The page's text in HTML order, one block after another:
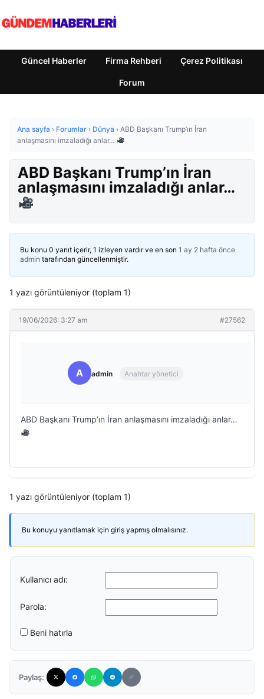
Güncel Haberler Firma Rehberi Çerez Politikası
Forum
Ana sayfa › Forumlar › Dünya › ABD Başkanı Trump’ın İran
anlaşmasını imzaladığı anlar…
ABD Başkanı Trump’ın İran
anlaşmasını imzaladığı anlar…
Bu konu 0 yanıt içerir, 1 izleyen vardır ve en son 1 ay 2 hafta önce
admin tarafından güncellenmiştir.
1 yazı görüntüleniyor (toplam 1)
19/06/2026: 3:27 am #27562
A admin Anahtar yönetici
ABD Başkanı Trump’ın İran anlaşmasını imzaladığı anlar…
1 yazı görüntüleniyor (toplam 1)
Bu konuyu yanıtlamak için giriş yapmış olmalısınız.
Kullanıcı adı:
Parola:
Beni hatırla
Paylaş: